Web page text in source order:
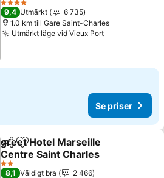
4 Stjärnor
9,4 Utmärkt
6 735
1.0 km till Gare Saint-Charles
Utmärkt läge vid Vieux Port
Se priser
Dela Lägg till i Mina Favoriter
greet Hotel Marseille
Centre Saint Charles
2 Stjärnor
8,1 Väldigt bra
2 466